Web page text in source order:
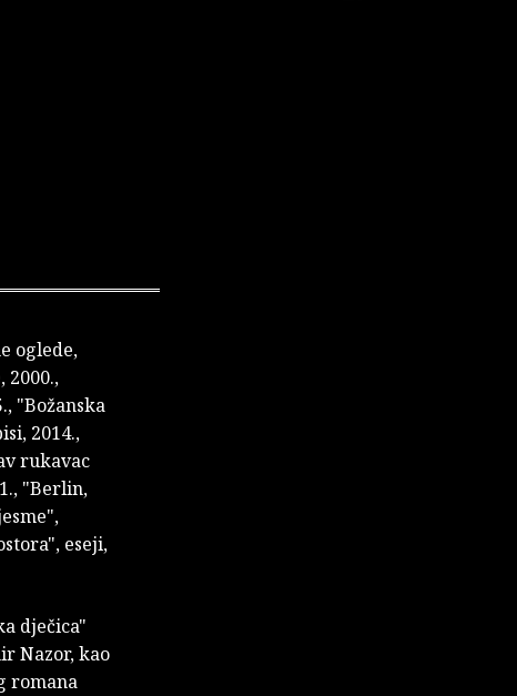
oglede,
2000.,
"Božanska
2014.,
rukavac
"Berlin,
eseji,
dječica"
Nazor, kao
romana